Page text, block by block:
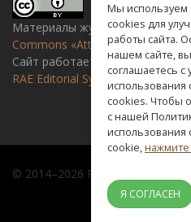
Материалы журнала доступны
Commons «Attribution»
Сайт работает на
RAE Editorial System
© 2014–2026 Russian academy
Мы используем
cookies для
работы сайта.
нашем сайте, вы
соглашаетесь с
использования
cookies. Чтобы
с нашей
использования
cookie,нажмите
Я СОГЛАСЕН